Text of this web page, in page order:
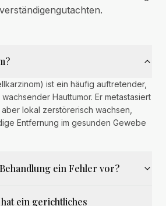
ist ein häufig auftretender,
Hauttumor. Er metastasiert
lokal zerstörerisch wachsen,
Entfernung im gesunden Gewebe
ein Fehler vor?
ein gerichtliches